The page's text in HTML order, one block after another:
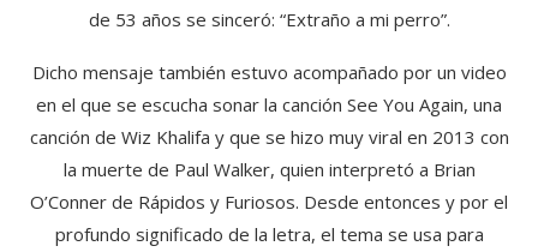
de 53 años se sinceró: “Extraño a mi perro”.
Dicho mensaje también estuvo acompañado por un video
en el que se escucha sonar la canción See You Again, una
canción de Wiz Khalifa y que se hizo muy viral en 2013 con
la muerte de Paul Walker, quien interpretó a Brian
O’Conner de Rápidos y Furiosos. Desde entonces y por el
profundo significado de la letra, el tema se usa para